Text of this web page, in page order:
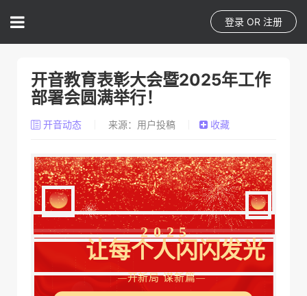
登录 OR 注册
开音教育表彰大会暨2025年工作
部署会圆满举行！
开音动态 来源：用户投稿 收藏
让每个人闪闪发光
2025
—开新局 谋新篇—